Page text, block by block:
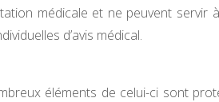
médicale et ne peuvent servir
d’avis médical.
éléments de celui-ci sont